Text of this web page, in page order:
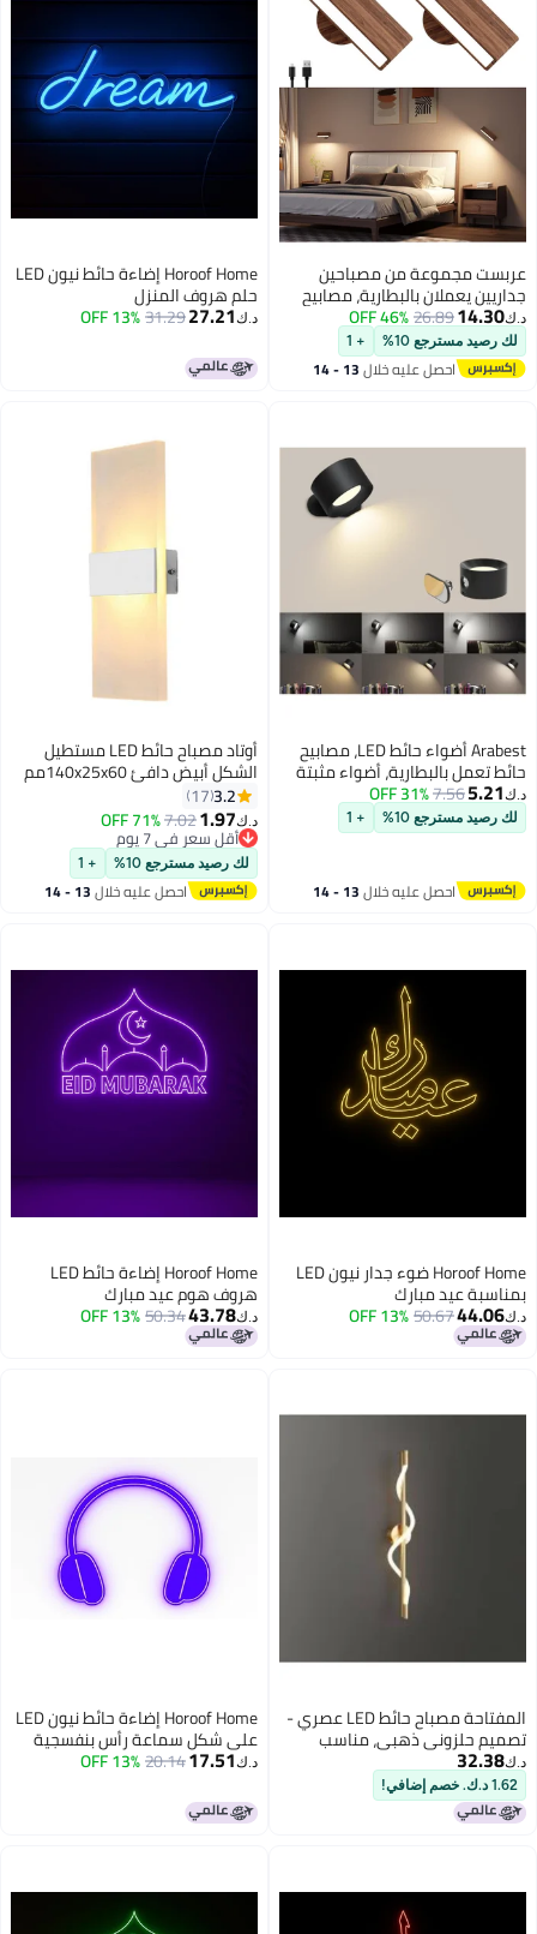
عربست مجموعة من مصباحين
جداريين يعملان بالبطارية، مصابيح
جدارية خشبية قابلة لإعادة الشحن،
مصابيح جدارية لاصقة لغرفة النوم،
مصابيح قراءة بجانب السرير قابلة
للتعتيم، مصباح جداري يعمل
د.ك‏14.30
26.89
46% OFF
لك رصيد مسترجع 10% + 1
احصل عليه خلال 13 - 14
Horoof Home إضاءة حائط نيون LED
حلم هروف المنزل
د.ك‏27.21
31.29
13% OFF
Arabest أضواء حائط LED، مصابيح
حائط تعمل بالبطارية، أضواء مثبتة
حرارة للون و3 مستويات سطوع، كرة
د.ك‏5.21
7.56
31% OFF
لك رصيد مسترجع 10% + 1
احصل عليه خلال 13 - 14
أوتاد مصباح حائط LED مستطيل
الشكل أبيض دافئ 140x25x60مم
3.2
17
د.ك‏1.97
7.02
71% OFF
أقل سعر في 7 يوم
أقل سعر في 7 يوم
لك رصيد مسترجع 10% + 1
احصل عليه خلال 13 - 14
Horoof Home ضوء جدار نيون LED
بمناسبة عيد مبارك
د.ك‏44.06
50.67
13% OFF
Horoof Home إضاءة حائط LED
هروف هوم عيد مبارك
د.ك‏43.78
50.34
13% OFF
المفتاحة مصباح حائط LED عصري -
تصميم حلزوني ذهبي، مناسب
لغرف المعيشة، وغرف النوم،
والممرات، والسلالم | مصباح حائط
أكريليك مزخرف موفر للطاقة
د.ك‏32.38
1.62 د.ك. خصم إضافي!
Horoof Home إضاءة حائط نيون LED
على شكل سماعة رأس بنفسجية
من هوروف
د.ك‏17.51
20.14
13% OFF